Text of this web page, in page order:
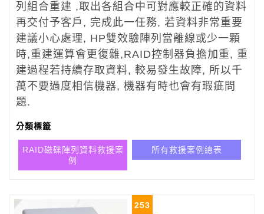
列組合重建 ,取出各組合中可對應較正確的資料
再交付予客戶, 完成此一任務, 若資料非常重要
建議小心處理, HP雙效驗陣列當離線或少一顆
時,重建運算會更復雜,RAID控制器負擔加重, 重
建過程若持續存取資料, 較易發生故障, 所以千
萬不要過度相信機器, 機器有時也會有瑕疵問
題.
分類標籤
RAID磁碟陣列資料救援案
例
所有救援案例總表
253